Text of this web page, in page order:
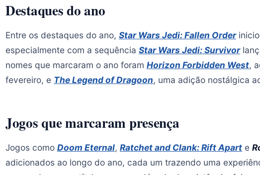
Destaques do ano
Entre os destaques do ano, Star Wars Jedi: Fallen Order
especialmente com a sequência Star Wars Jedi: Survivor
nomes que marcaram o ano foram Horizon Forbidden West,
fevereiro, e The Legend of Dragoon, uma adição nostálgica
Jogos que marcaram presença
Jogos como Doom Eternal, Ratchet and Clank: Rift Apart e
adicionados ao longo do ano, cada um trazendo uma